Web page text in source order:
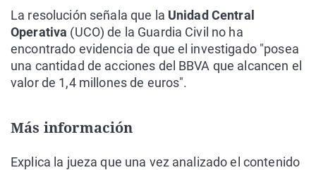
La resolución señala que la Unidad Central
Operativa (UCO) de la Guardia Civil no ha
encontrado evidencia de que el investigado "posea
una cantidad de acciones del BBVA que alcancen el
valor de 1,4 millones de euros".
Más información
Explica la jueza que una vez analizado el contenido